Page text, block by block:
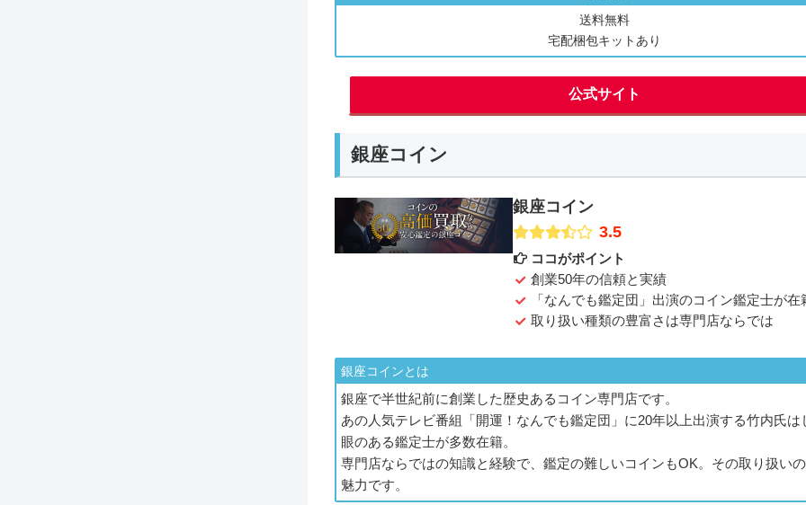
送料無料
宅配梱包キットあり
公式サイト
銀座コイン
銀座コイン
3.5
ココがポイント
創業50年の信頼と実績
「なんでも鑑定団」出演のコイン鑑定士が在
取り扱い種類の豊富さは専門店ならでは
銀座コインとは
銀座で半世紀前に創業した歴史あるコイン専門店です。
あの人気テレビ番組「開運！なんでも鑑定団」に20年以上出演する竹内氏は
眼のある鑑定士が多数在籍。
専門店ならではの知識と経験で、鑑定の難しいコインもOK。その取り扱い
魅力です。